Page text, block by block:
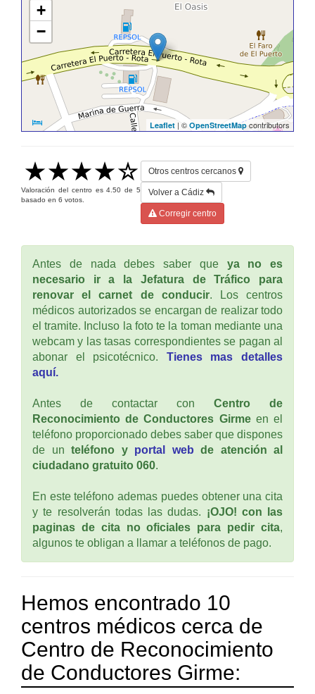
+
−
Leaflet | © OpenStreetMap contributors
Valoración del centro es4.50 de5
basado en 6 votos.
Otros centros cercanos
Volver a Cádiz
Corregir centro
Antes de nada debes saber que ya no es
necesario ir a la Jefatura de Tráfico para
renovar el carnet de conducir. Los centros
médicos autorizados se encargan de realizar todo
el tramite. Incluso la foto te la toman mediante una
webcam y las tasas correspondientes se pagan al
abonar el psicotécnico. Tienes mas detalles
aquí.
Antes de contactar con Centro de
Reconocimiento de Conductores Girmeen el
teléfono proporcionado debes saber que dispones
de un teléfono y portal web de atención al
ciudadano gratuito 060.
En este teléfono ademas puedes obtener una cita
y te resolverán todas las dudas. ¡OJO! con las
paginas de cita no oficiales para pedir cita,
algunos te obligan a llamar a teléfonos de pago.
Hemos encontrado 10
centros médicos cerca de
Centro de Reconocimiento
de Conductores Girme: